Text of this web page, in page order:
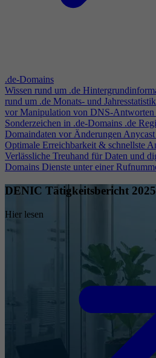
.de-Domains
Wissen rund um .de
rund um .de Monats- und
vor Manipulation von DNS-Antworten
Sonderzeichen in .de-Domains .de
Domaindaten vor Änderungen
Optimale Erreichbarkeit & schnellste
Verlässliche Treuhand für Daten und
Domains Dienste unter einer
DENIC Tätigkeitsbericht 2025
Hier lesen